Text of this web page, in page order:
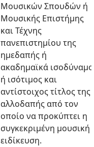
Μουσικών Σπουδών ή
Μουσικής Επιστήμης
και Τέχνης
πανεπιστημίου της
ημεδαπής ή
ακαδημαϊκά
ή ισότιμος και
αντίστοιχος τίτλος της
αλλοδαπής από τον
οποίο να προκύπτει η
συγκεκριμένη μουσική
ειδίκευση.